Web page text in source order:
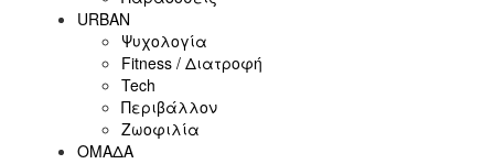
URBAN
Ψυχολογία
Fitness / Διατροφή
Tech
Περιβάλλον
Ζωοφιλία
ΟΜΑΔΑ